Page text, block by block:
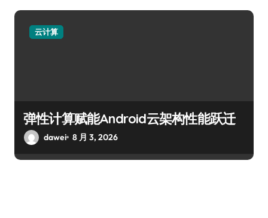
云计算
弹性计算赋能Android云架构性能跃迁
dawei 8 月 3, 2026